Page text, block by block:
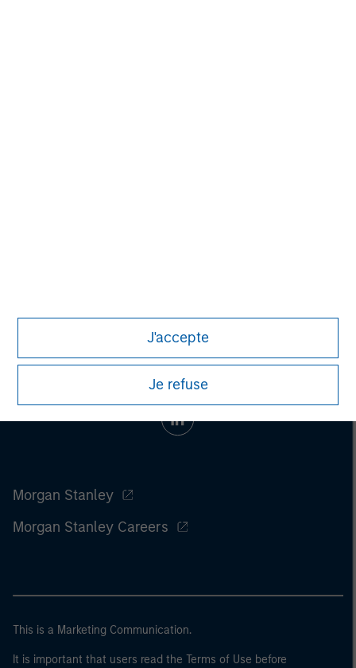
J'accepte
Je refuse
Morgan Stanley
Morgan Stanley Careers
This is a Marketing Communication.
It is important that users read the Terms of Use before